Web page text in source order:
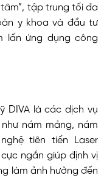
tập trung tối đa
y khoa và đầu tư
lấn ứng dụng công
DIVA là các dịch vụ
nám mảng, nám
tiên tiến Laser
ngắn giúp định vị
làm ảnh hưởng đến